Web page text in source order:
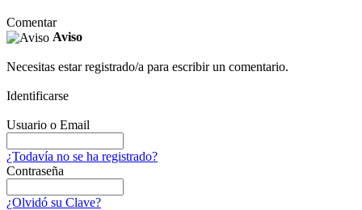
Comentar
Aviso
Necesitas estar registrado/a para escribir un comentario.
Identificarse
Usuario o Email
¿Todavía no se ha registrado?
Contraseña
¿Olvidó su Clave?